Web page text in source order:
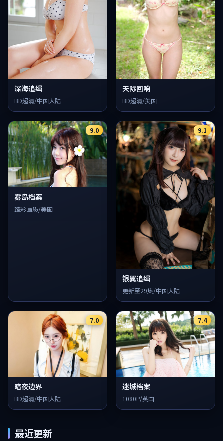
深海追缉
BD超清/中国大陆
天际回响
BD超清/美国
9.0
雾岛档案
臻彩画质/美国
9.1
银翼追缉
更新至29集/中国大陆
7.0
暗夜边界
BD超清/中国大陆
7.4
迷城档案
1080P/英国
最近更新